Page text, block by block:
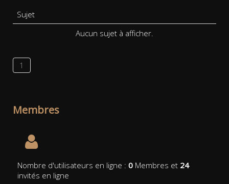
Sujet
Aucun sujet à afficher.
1
Membres
Nombre d'utilisateurs en ligne : 0 Membres et 24
invités en ligne